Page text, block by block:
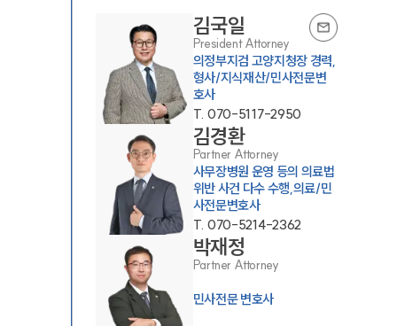
김국일
President Attorney
의정부지검 고양지청장 경력,
형사/지식재산/민사전문변
호사
T. 070-5117-2950
김경환
Partner Attorney
사무장병원 운영 등의 의료법
위반 사건 다수 수행,의료/민
사전문변호사
T. 070-5214-2362
박재정
Partner Attorney
민사전문 변호사